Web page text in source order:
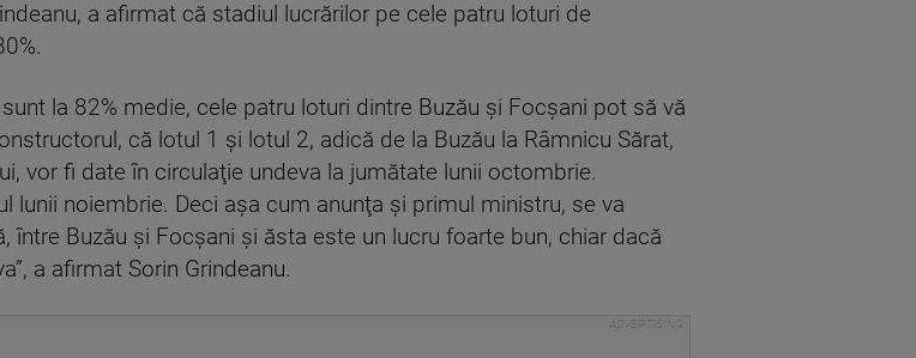
a afirmat că stadiul lucrărilor pe cele patru loturi de
la 82% medie, cele patru loturi dintre Buzău şi Focşani pot să vă
că lotul 1 şi lotul 2, adică de la Buzău la Râmnicu Sărat,
vor fi date în circulaţie undeva la jumătate lunii octombrie.
lunii noiembrie. Deci aşa cum anunţa şi primul ministru, se va
Buzău şi Focşani şi ăsta este un lucru foarte bun, chiar dacă
a afirmat Sorin Grindeanu.